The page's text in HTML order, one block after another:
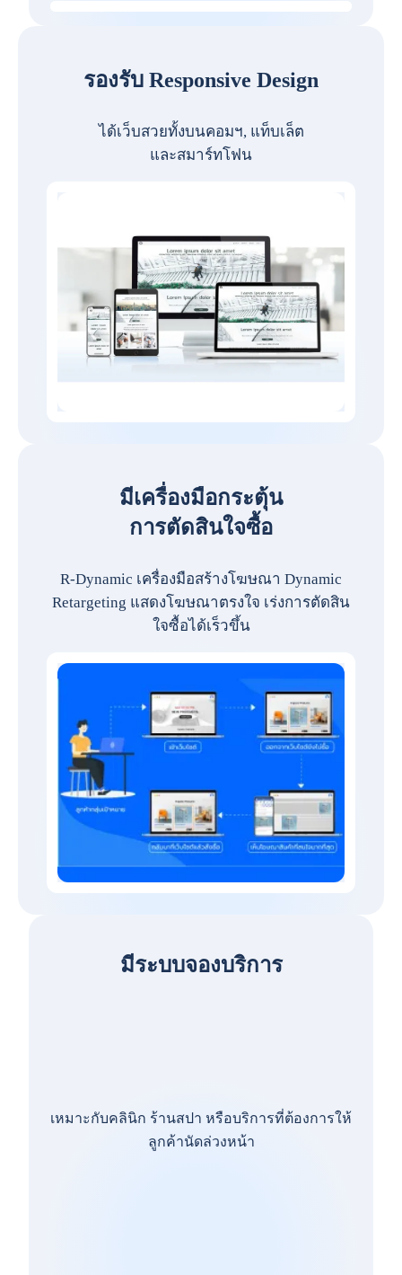
รองรับ Responsive Design
ได้เว็บสวยทั้งบนคอมฯ, แท็บเล็ต
และสมาร์ทโฟน
มีเครื่องมือกระตุ้น
การตัดสินใจซื้อ
R-Dynamic เครื่องมือสร้างโฆษณา Dynamic
Retargeting แสดงโฆษณาตรงใจ เร่งการตัดสิน
ใจซื้อได้เร็วขึ้น
มีระบบจองบริการ
เหมาะกับคลินิก ร้านสปา หรือบริการที่ต้องการให้
ลูกค้านัดล่วงหน้า